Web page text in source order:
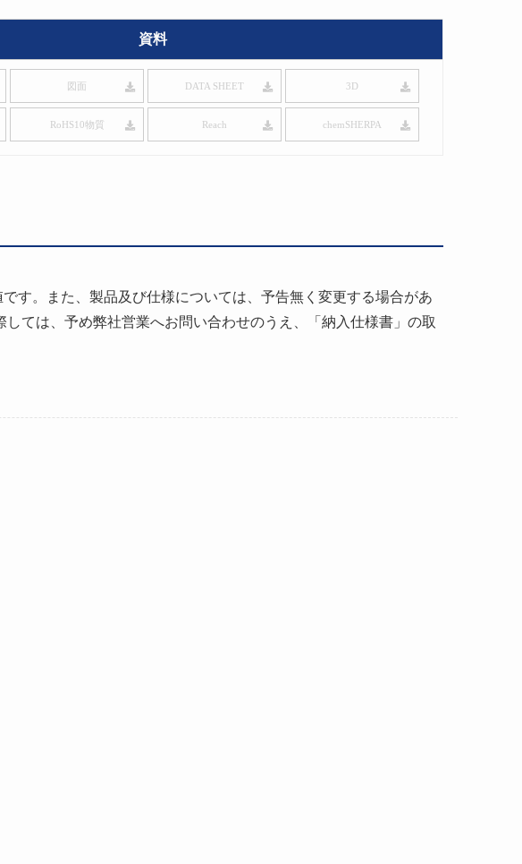
資料
図面 DATA SHEET 3D
RoHS10物質 Reach chemSHERPA
す。また、製品及び仕様については、予告無く変更する場合があ
ては、予め弊社営業へお問い合わせのうえ、「納入仕様書」の取